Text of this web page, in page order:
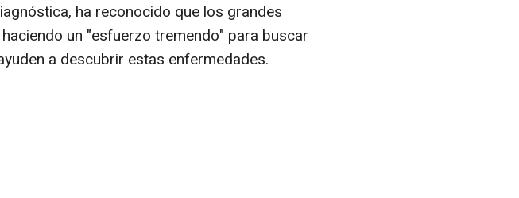
ha reconocido que los grandes
un "esfuerzo tremendo" para buscar
a descubrir estas enfermedades.